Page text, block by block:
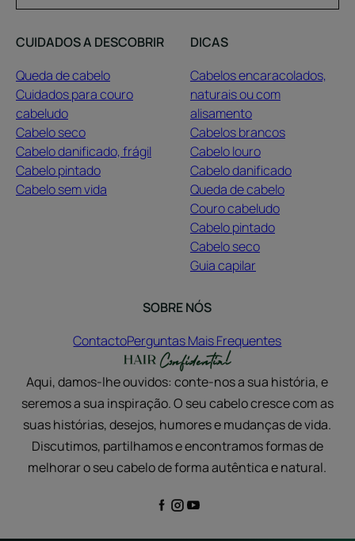
CUIDADOS A DESCOBRIR
Queda de cabelo
Cuidados para couro
cabeludo
Cabelo seco
Cabelo danificado, frágil
Cabelo pintado
Cabelo sem vida
DICAS
Cabelos encaracolados,
naturais ou com
alisamento
Cabelos brancos
Cabelo louro
Cabelo danificado
Queda de cabelo
Couro cabeludo
Cabelo pintado
Cabelo seco
Guia capilar
SOBRE NÓS
ContactoPerguntas Mais Frequentes
Aqui, damos-lhe ouvidos: conte-nos a sua história, e
seremos a sua inspiração. O seu cabelo cresce com as
suas histórias, desejos, humores e mudanças de vida.
Discutimos, partilhamos e encontramos formas de
melhorar o seu cabelo de forma autêntica e natural.